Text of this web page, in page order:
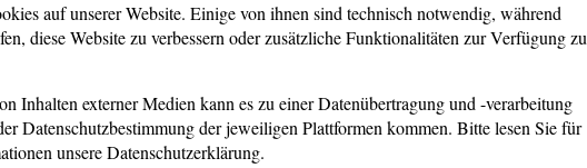
auf unserer Website. Einige von ihnen sind technisch notwendig, während
diese Website zu verbessern oder zusätzliche Funktionalitäten zur Verfügung zu
Inhalten externer Medien kann es zu einer Datenübertragung und -verarbeitung
Datenschutzbestimmung der jeweiligen Plattformen kommen. Bitte lesen Sie für
unsere Datenschutzerklärung.